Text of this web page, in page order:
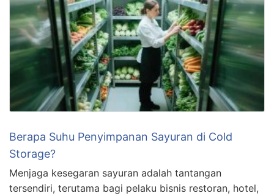
Berapa Suhu Penyimpanan Sayuran di Cold
Storage?
Menjaga kesegaran sayuran adalah tantangan
tersendiri, terutama bagi pelaku bisnis restoran, hotel,